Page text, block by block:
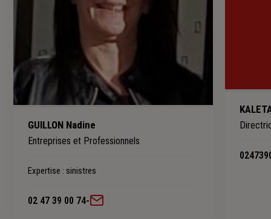
GUILLON Nadine
Entreprises et Professionnels
Expertise : sinistres
02 47 39 00 74-